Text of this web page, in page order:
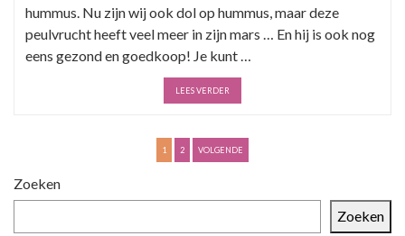
hummus. Nu zijn wij ook dol op hummus, maar deze
peulvrucht heeft veel meer in zijn mars … En hij is ook nog
eens gezond en goedkoop! Je kunt …
LEES VERDER
B
r
1 2 VOLGENDE
Zoeken
Zoeken